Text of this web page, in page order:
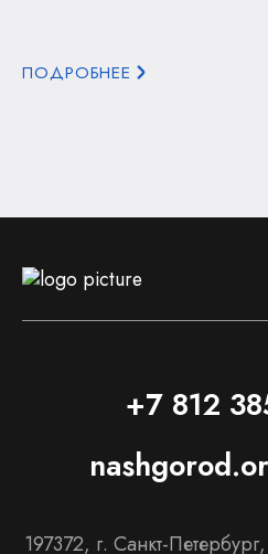
ПОДРОБНЕЕ
+7 812
197372, г. Санкт-